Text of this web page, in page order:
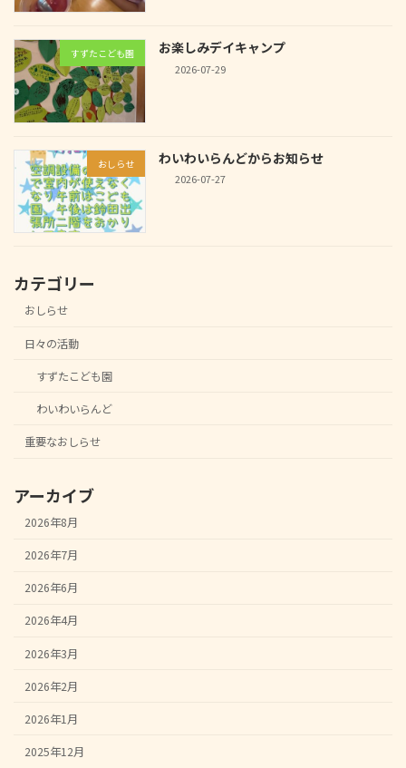
すずたこども園 お楽しみデイキャンプ
2026-07-29
おしらせ わいわいらんどからお知らせ
2026-07-27
カテゴリー
おしらせ
日々の活動
すずたこども園
わいわいらんど
重要なおしらせ
アーカイブ
2026年8月
2026年7月
2026年6月
2026年4月
2026年3月
2026年2月
2026年1月
2025年12月